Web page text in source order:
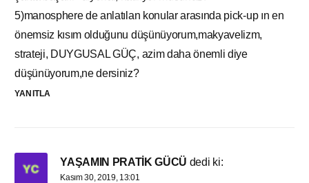
5)manosphere de anlatılan konular arasında pick-up ın en
önemsiz kısım olduğunu düşünüyorum,makyavelizm,
strateji, DUYGUSAL GÜÇ, azim daha önemli diye
düşünüyorum,ne dersiniz?
YANITLA
YAŞAMIN PRATİK GÜCÜ dedi ki:
Kasım 30, 2019, 13:01